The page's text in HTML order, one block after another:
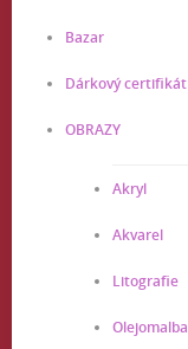
Bazar
Dárkový certifikát
OBRAZY
Akryl
Akvarel
Litografie
Olejomalba